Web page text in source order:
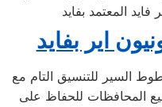
اير بفايد
السير للتنسيق التام مع
المحافظات للحفاظ على